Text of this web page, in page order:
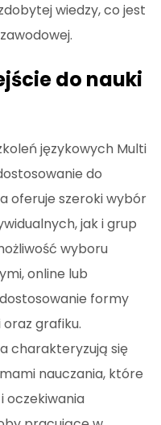
wiedzy, co jest
do nauki
językowych Multi
do
oferuje szeroki wybór
jak i grup
wyboru
online lub
formy
grafiku.
charakteryzują się
nauczania, które
oczekiwania